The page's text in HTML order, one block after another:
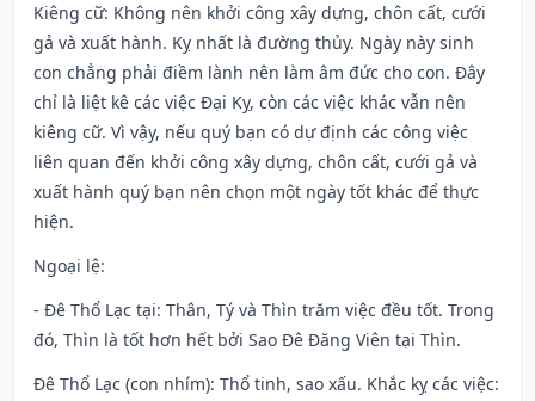
Kiêng cữ: Không nên khởi công xây dựng, chôn cất, cưới
gả và xuất hành. Kỵ nhất là đường thủy. Ngày này sinh
con chẳng phải điềm lành nên làm âm đức cho con. Đây
chỉ là liệt kê các việc Đại Kỵ, còn các việc khác vẫn nên
kiêng cữ. Vì vậy, nếu quý bạn có dự định các công việc
liên quan đến khởi công xây dựng, chôn cất, cưới gả và
xuất hành quý bạn nên chọn một ngày tốt khác để thực
hiện.
Ngoại lệ:
- Đê Thổ Lạc tại: Thân, Tý và Thìn trăm việc đều tốt. Trong
đó, Thìn là tốt hơn hết bởi Sao Đê Đăng Viên tại Thìn.
Đê Thổ Lạc (con nhím): Thổ tinh, sao xấu. Khắc kỵ các việc: